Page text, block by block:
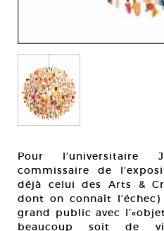
Pour l’universitaire
commissaire de
déjà celui des Arts &
dont on connaît
grand public avec
beaucoup soit de